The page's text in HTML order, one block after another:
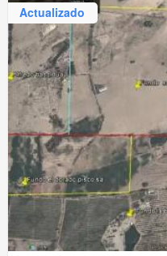
Actualizado